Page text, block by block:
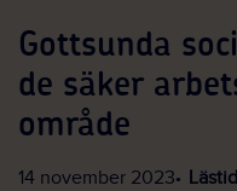
Gottsunda
de säker
område
14 november 2023